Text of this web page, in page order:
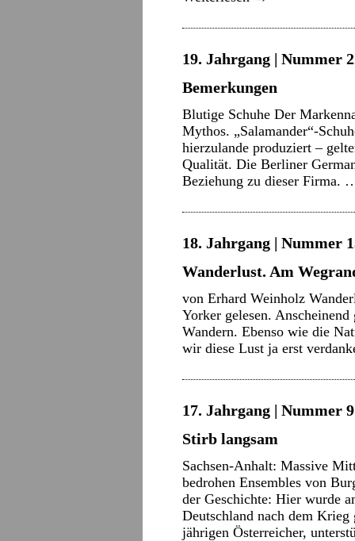
19. Jahrgang | Nummer
Bemerkungen
Blutige Schuhe Der
Mythos. „Salamander“-
hierzulande produziert –
Qualität. Die Berliner
Beziehung zu dieser Firma.
18. Jahrgang | Nummer
Wanderlust. Am
von Erhard Weinholz
Yorker gelesen.
Wandern. Ebenso wie die
wir diese Lust ja erst
17. Jahrgang | Nummer
Stirb langsam
Sachsen-Anhalt: Massive
bedrohen Ensembles von
der Geschichte: Hier wurde
Deutschland nach dem
jährigen Österreicher,